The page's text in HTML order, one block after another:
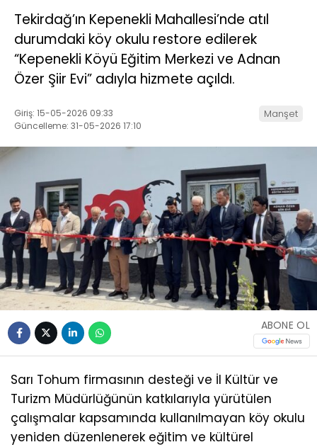
Tekirdağ’ın Kepenekli Mahallesi’nde atıl
durumdaki köy okulu restore edilerek
“Kepenekli Köyü Eğitim Merkezi ve Adnan
Özer Şiir Evi” adıyla hizmete açıldı.
Giriş: 15-05-2026 09:33
Güncelleme: 31-05-2026 17:10
Manşet
ABONE OL
Sarı Tohum firmasının desteği ve İl Kültür ve
Turizm Müdürlüğünün katkılarıyla yürütülen
çalışmalar kapsamında kullanılmayan köy okulu
yeniden düzenlenerek eğitim ve kültürel